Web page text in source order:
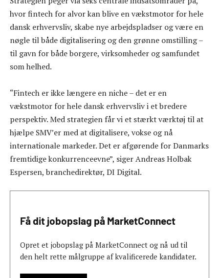
hvor fintech for alvor kan blive en vækstmotor for hele
dansk erhvervsliv, skabe nye arbejdspladser og være en
nøgle til både digitalisering og den grønne omstilling –
til gavn for både borgere, virksomheder og samfundet
som helhed.
“Fintech er ikke længere en niche – det er en
vækstmotor for hele dansk erhvervsliv i et bredere
perspektiv. Med strategien får vi et stærkt værktøj til at
hjælpe SMV’er med at digitalisere, vokse og nå
internationale markeder. Det er afgørende for Danmarks
fremtidige konkurrenceevne”, siger Andreas Holbak
Espersen, branchedirektør, DI Digital.
Få dit jobopslag på MarketConnect
Opret et jobopslag på MarketConnect og nå ud til
den helt rette målgruppe af kvalificerede kandidater.